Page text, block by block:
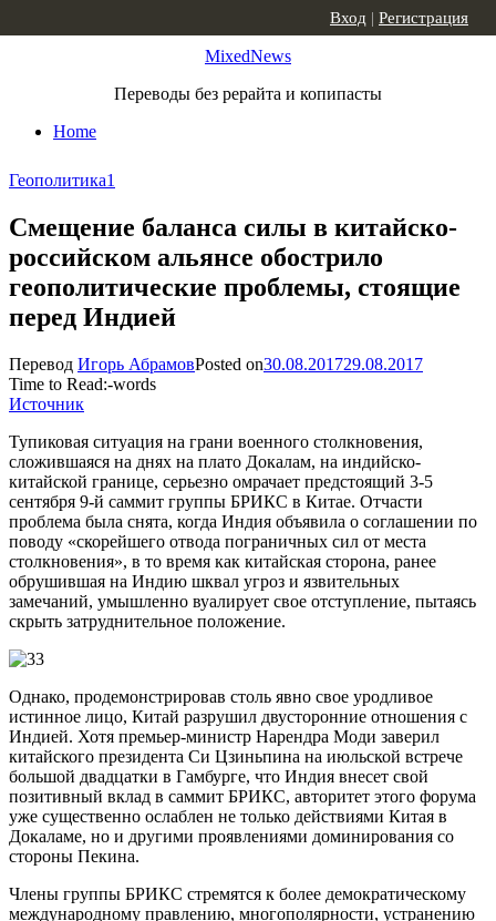
MixedNews
Переводы без рерайта и копипасты
Home
Вход | Регистрация
Геополитика1
Смещение баланса силы в китайско-
российском альянсе обострило
геополитические проблемы, стоящие
перед Индией
Перевод Игорь АбрамовPosted on30.08.201729.08.2017
Time to Read:-words
Источник
Тупиковая ситуация на грани военного столкновения,
сложившаяся на днях на плато Докалам, на индийско-
китайской границе, серьезно омрачает предстоящий 3-5
сентября 9-й саммит группы БРИКС в Китае. Отчасти
проблема была снята, когда Индия объявила о соглашении по
поводу «скорейшего отвода пограничных сил от места
столкновения», в то время как китайская сторона, ранее
обрушившая на Индию шквал угроз и язвительных
замечаний, умышленно вуалирует свое отступление, пытаясь
скрыть затруднительное положение.
Однако, продемонстрировав столь явно свое уродливое
истинное лицо, Китай разрушил двусторонние отношения с
Индией. Хотя премьер-министр Нарендра Моди заверил
китайского президента Си Цзиньпина на июльской встрече
большой двадцатки в Гамбурге, что Индия внесет свой
позитивный вклад в саммит БРИКС, авторитет этого форума
уже существенно ослаблен не только действиями Китая в
Докаламе, но и другими проявлениями доминирования со
стороны Пекина.
Члены группы БРИКС стремятся к более демократическому
международному правлению, многополярности, устранению